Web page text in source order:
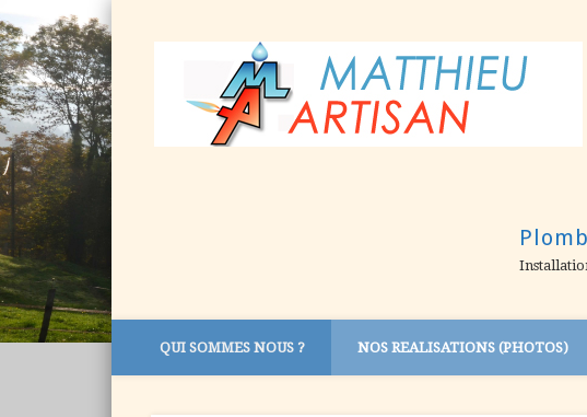
QUI SOMMES NOUS ? NOS REALISATIONS (PHOTOS)